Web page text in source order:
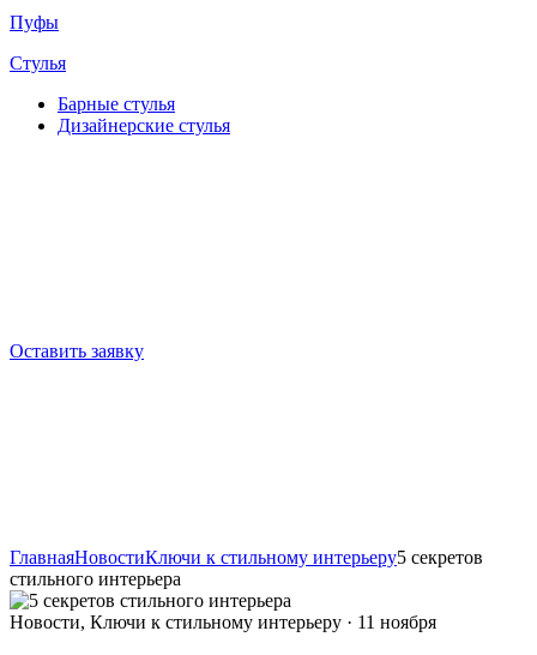
Пуфы
Стулья
Барные cтулья
Дизайнерские cтулья
Оставить заявку
ГлавнаяНовостиКлючи к стильному интерьеру5 секретов
стильного интерьера
Новости, Ключи к стильному интерьеру · 11 ноября